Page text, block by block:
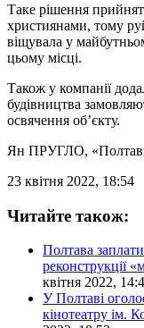
Таке рішення
християнами, тому
віщувала у
цьому місці.
Також у компанії
будівництва
освячення об’єкту.
Ян ПРУГЛО,
23 квітня 2022, 18:54
Читайте також:
Полтава
реконструкції
квітня 2022,
У Полтаві
кінотеатру ім.